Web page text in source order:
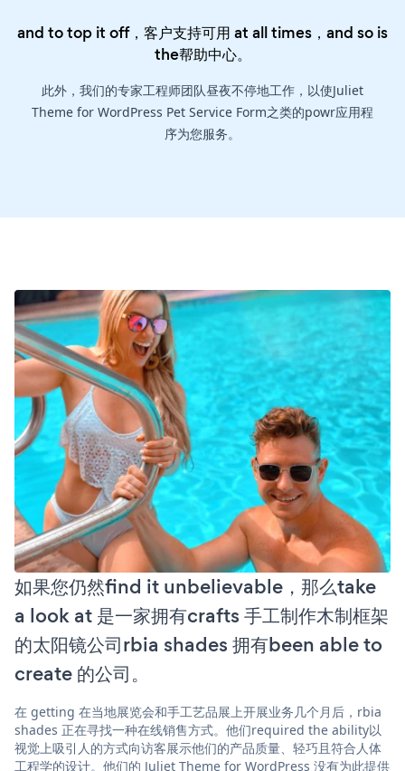
and to top it off，客户支持可用 at all times，and so is
the帮助中心。
此外，我们的专家工程师团队昼夜不停地工作，以使Juliet
Theme for WordPress Pet Service Form之类的powr应用程
序为您服务。
如果您仍然find it unbelievable，那么take
a look at 是一家拥有crafts 手工制作木制框架
的太阳镜公司rbia shades 拥有been able to
create 的公司。
在 getting 在当地展览会和手工艺品展上开展业务几个月后，rbia
shades 正在寻找一种在线销售方式。他们required the ability以
视觉上吸引人的方式向访客展示他们的产品质量、轻巧且符合人体
工程学的设计。他们的 Juliet Theme for WordPress 没有为此提供